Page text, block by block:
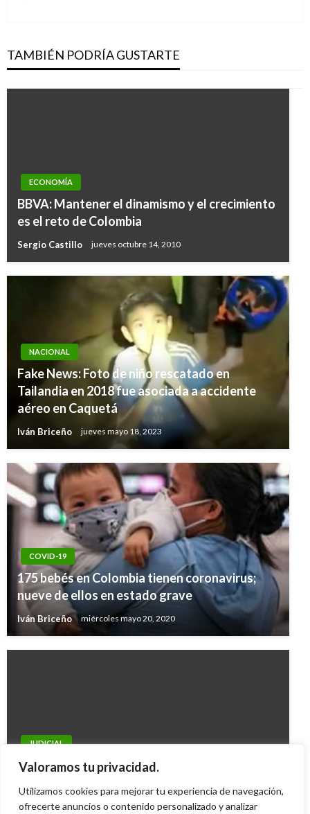
Valoramos tu privacidad.
Utilizamos cookies para mejorar tu experiencia de navegación,
ofrecerte anuncios o contenido personalizado y analizar
TAMBIÉN PODRÍA GUSTARTE
ECONOMÍA
BBVA: Mantener el dinamismo y el crecimiento
es el reto de Colombia
Sergio Castillo jueves octubre 14, 2010
NACIONAL
Fake News: Foto de niño rescatado en
Tailandia en 2018 fue asociada a accidente
aéreo en Caquetá
Iván Briceño jueves mayo 18, 2023
COVID-19
175 bebés en Colombia tienen coronavirus;
nueve de ellos en estado grave
Iván Briceño miércoles mayo 20, 2020
JUDICIAL
Abogado desmiente relación de Sigifredo
Geovany Quintero Gómez viernes mayo 18, 2012